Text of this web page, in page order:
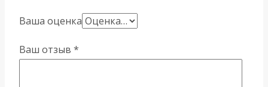
Ваша оценка
Ваш отзыв *